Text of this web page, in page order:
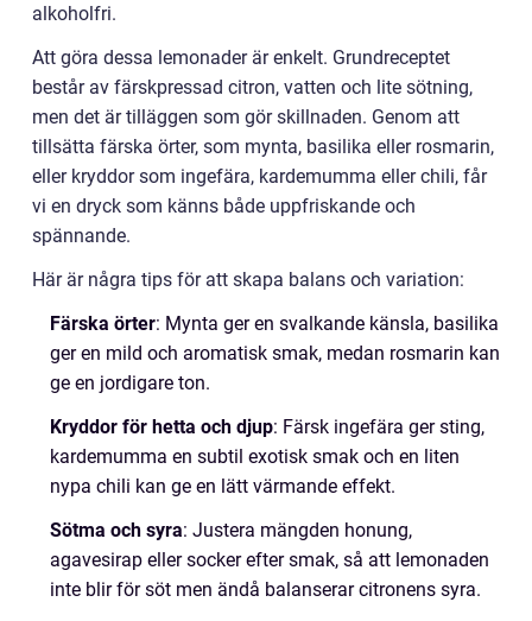
alkoholfri.
Att göra dessa lemonader är enkelt. Grundreceptet
består av färskpressad citron, vatten och lite sötning,
men det är tilläggen som gör skillnaden. Genom att
tillsätta färska örter, som mynta, basilika eller rosmarin,
eller kryddor som ingefära, kardemumma eller chili, får
vi en dryck som känns både uppfriskande och
spännande.
Här är några tips för att skapa balans och variation:
Färska örter: Mynta ger en svalkande känsla, basilika
ger en mild och aromatisk smak, medan rosmarin kan
ge en jordigare ton.
Kryddor för hetta och djup: Färsk ingefära ger sting,
kardemumma en subtil exotisk smak och en liten
nypa chili kan ge en lätt värmande effekt.
Sötma och syra: Justera mängden honung,
agavesirap eller socker efter smak, så att lemonaden
inte blir för söt men ändå balanserar citronens syra.